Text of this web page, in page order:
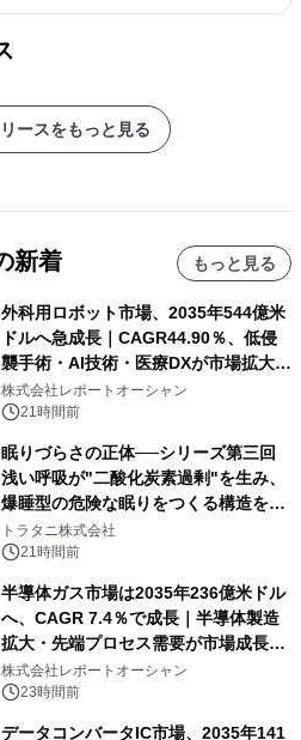
ースをもっと見る
新着 もっと見る
外科用ロボット市場、2035年544億米
ドルへ急成長｜CAGR44.90％、低侵
襲手術・AI技術・医療DXが市場拡大を
牽引
株式会社レポートオーシャン
21時間前
眠りづらさの正体──シリーズ第三回
浅い呼吸が"二酸化炭素過剰"を生み、
爆睡型の危険な眠りをつくる構造を解
説
トラタニ株式会社
21時間前
半導体ガス市場は2035年236億米ドル
へ、CAGR 7.4％で成長｜半導体製造
拡大・先端プロセス需要が市場成長を
加速
株式会社レポートオーシャン
23時間前
データコンバータIC市場、2035年141